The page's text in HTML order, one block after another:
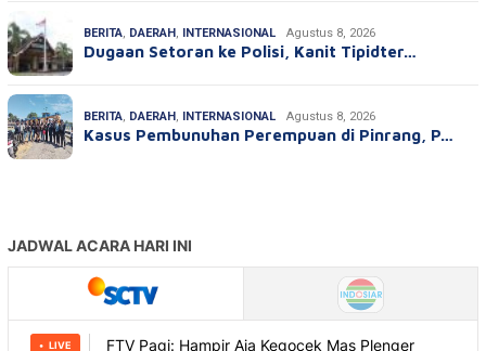
BERITA, DAERAH , INTERNASIONAL Agustus 8, 2026
Dugaan Setoran ke Polisi, Kanit Tipidter…
BERITA, DAERAH , INTERNASIONAL Agustus 8, 2026
Kasus Pembunuhan Perempuan di Pinrang, P…